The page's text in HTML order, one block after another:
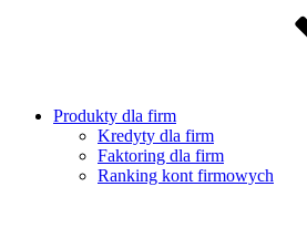
Produkty dla firm
Kredyty dla firm
Faktoring dla firm
Ranking kont firmowych